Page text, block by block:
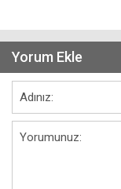
Yorum Ekle